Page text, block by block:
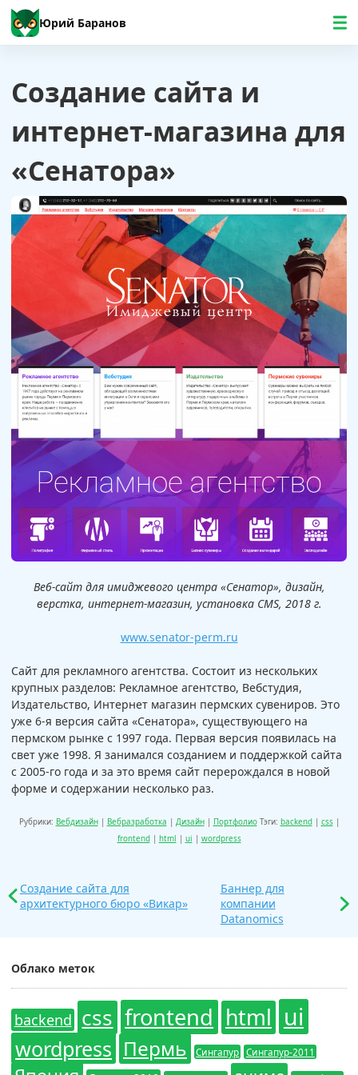
Юрий Баранов
Создание сайта и
интернет-магазина для
«Сенатора»
Веб-сайт для имиджевого центра «Сенатор», дизайн,
верстка, интернет-магазин, установка CMS, 2018 г.
www.senator-perm.ru
Сайт для рекламного агентства. Состоит из нескольких
крупных разделов: Рекламное агентство, Вебстудия,
Издательство, Интернет магазин пермских сувениров. Это
уже 6-я версия сайта «Сенатора», существующего на
пермском рынке с 1997 года. Первая версия появилась на
свет уже 1998. Я занимался созданием и поддержкой сайта
с 2005-го года и за это время сайт перерождался в новой
форме и содержании несколько раз.
Рубрики: Вебдизайн| Вебразработка Дизайн| ПортфолиоТэги: backend css|
frontend
html ui wordpress
Создание сайта для
архитектурного бюро «Викар»
Баннер для
компании
Datanomics
Облако меток
backend css frontend html ui
wordpress Пермь Сингапур Сингапур-2011